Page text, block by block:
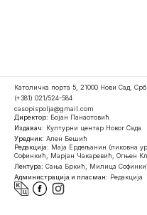
Католичка порта 5, 21000 Нови Сад,
(+381) 021/524-584
casopispolja@gmail.com
Директор: Бојан Панаотовић
Издавач: Културни центар Новог Сада
Уредник: Ален Бешић
Редакција: Маја Ердељанин (ликовна
Софинкић, Марјан Чакаревић, Огњен
Лектура: Сања Бркић, Милица
Администрација и пласман: Редакција